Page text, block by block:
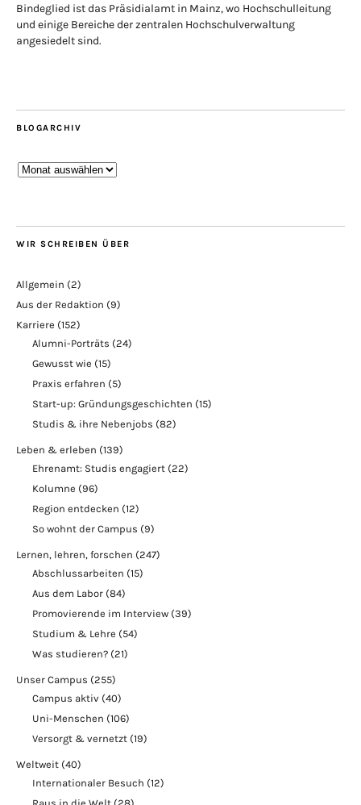
Bindeglied ist das Präsidialamt in Mainz, wo Hochschulleitung
und einige Bereiche der zentralen Hochschulverwaltung
angesiedelt sind.
BLOGARCHIV
Blogarchiv
WIR SCHREIBEN ÜBER
Allgemein (2)
Aus der Redaktion (9)
Karriere (152)
Alumni-Porträts (24)
Gewusst wie (15)
Praxis erfahren (5)
Start-up: Gründungsgeschichten (15)
Studis & ihre Nebenjobs (82)
Leben & erleben (139)
Ehrenamt: Studis engagiert (22)
Kolumne (96)
Region entdecken (12)
So wohnt der Campus (9)
Lernen, lehren, forschen (247)
Abschlussarbeiten (15)
Aus dem Labor (84)
Promovierende im Interview (39)
Studium & Lehre (54)
Was studieren? (21)
Unser Campus (255)
Campus aktiv (40)
Uni-Menschen (106)
Versorgt & vernetzt (19)
Weltweit (40)
Internationaler Besuch (12)